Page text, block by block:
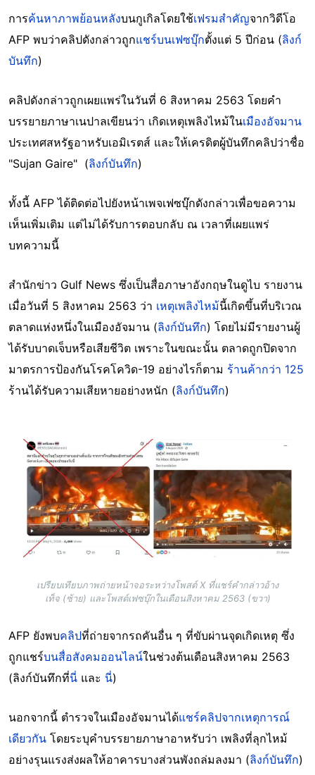
การค้นหาภาพย้อนหลังบนกูเกิลโดยใช้เฟรมสำคัญจากวิดีโอ
AFP พบว่าคลิปดังกล่าวถูกแชร์บนเฟซบุ๊กตั้งแต่ 5 ปีก่อน (ลิงก์
บันทึก)
คลิปดังกล่าวถูกเผยแพร่ในวันที่ 6 สิงหาคม 2563 โดยคำ
บรรยายภาษาเนปาลเขียนว่า เกิดเหตุเพลิงไหม้ในเมืองอัจมาน
ประเทศสหรัฐอาหรับเอมิเรตส์ และให้เครดิตผู้บันทึกคลิปว่าชื่อ
"Sujan Gaire" (ลิงก์บันทึก)
ทั้งนี้ AFP ได้ติดต่อไปยังหน้าเพจเฟซบุ๊กดังกล่าวเพื่อขอความ
เห็นเพิ่มเติม แต่ไม่ได้รับการตอบกลับ ณ เวลาที่เผยแพร่
บทความนี้
สำนักข่าว Gulf News ซึ่งเป็นสื่อภาษาอังกฤษในดูไบ รายงาน
เมื่อวันที่ 5 สิงหาคม 2563 ว่า เหตุเพลิงไหม้นี้เกิดขึ้นที่บริเวณ
ตลาดแห่งหนึ่งในเมืองอัจมาน (ลิงก์บันทึก) โดยไม่มีรายงานผู้
ได้รับบาดเจ็บหรือเสียชีวิต เพราะในขณะนั้น ตลาดถูกปิดจาก
มาตรการป้องกันโรคโควิด-19 อย่างไรก็ตาม ร้านค้ากว่า 125
ร้านได้รับความเสียหายอย่างหนัก (ลิงก์บันทึก)
Image
เปรียบเทียบภาพถ่ายหน้าจอระหว่างโพสต์ X ที่แชร์คำกล่าวอ้าง
เท็จ (ซ้าย) และโพสต์เฟซบุ๊กในเดือนสิงหาคม 2563 (ขวา)
AFP ยังพบคลิปที่ถ่ายจากรถคันอื่น ๆ ที่ขับผ่านจุดเกิดเหตุ ซึ่ง
ถูกแชร์บนสื่อสังคมออนไลน์ในช่วงต้นเดือนสิงหาคม 2563
(ลิงก์บันทึกที่นี่ และ นี่)
นอกจากนี้ ตำรวจในเมืองอัจมานได้แชร์คลิปจากเหตุการณ์
เดียวกัน โดยระบุคำบรรยายภาษาอาหรับว่า เพลิงที่ลุกไหม้
อย่างรุนแรงส่งผลให้อาคารบางส่วนพังถล่มลงมา (ลิงก์บันทึก)